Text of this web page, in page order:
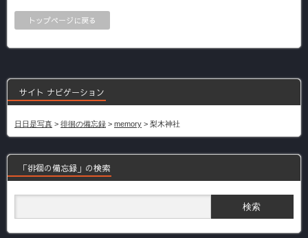
トップページに戻る
サイト ナビゲーション
日日是写真 > 徘徊の備忘録 > memory > 梨木神社
「徘徊の備忘録」の検索